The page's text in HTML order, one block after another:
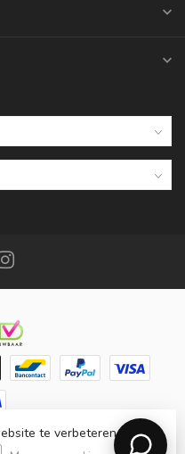
byLightspeed-
te verbeteren. Is dat